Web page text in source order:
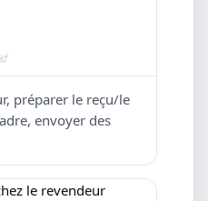
préparer le reçu/le
envoyer des